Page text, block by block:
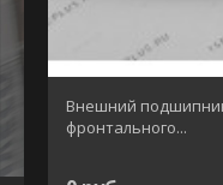
Внешний
фронтального...